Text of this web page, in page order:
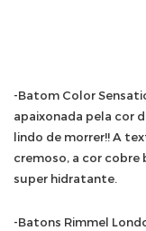
-Batom Color
apaixonada pela cor
lindo de morrer!! A
cremoso, a cor cobre
super hidratante.
-Batons Rimmel